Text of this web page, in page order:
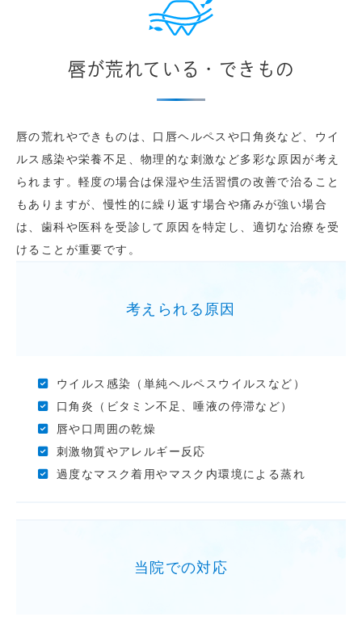
唇が荒れている・できもの
唇の荒れやできものは、口唇ヘルペスや口角炎など、ウイ
ルス感染や栄養不足、物理的な刺激など多彩な原因が考え
られます。軽度の場合は保湿や生活習慣の改善で治ること
もありますが、慢性的に繰り返す場合や痛みが強い場合
は、歯科や医科を受診して原因を特定し、適切な治療を受
けることが重要です。
考えられる原因
ウイルス感染（単純ヘルペスウイルスなど）
口角炎（ビタミン不足、唾液の停滞など）
唇や口周囲の乾燥
刺激物質やアレルギー反応
過度なマスク着用やマスク内環境による蒸れ
当院での対応